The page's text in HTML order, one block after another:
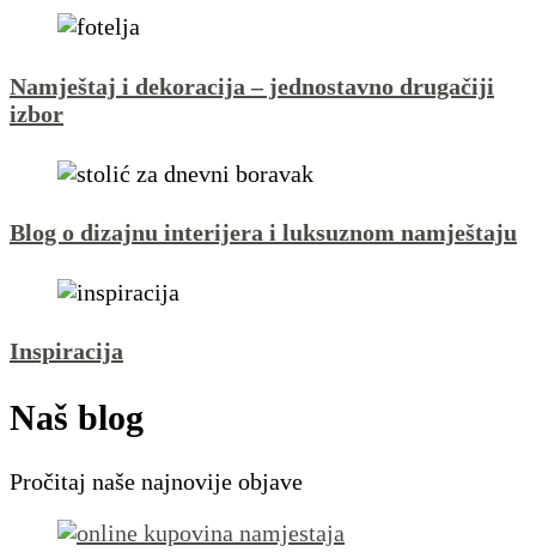
Namještaj i dekoracija – jednostavno drugačiji
izbor
Blog o dizajnu interijera i luksuznom namještaju
Inspiracija
Naš blog
Pročitaj naše najnovije objave